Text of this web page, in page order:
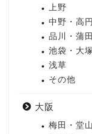
上野
中野・高
品川・蒲田
池袋・大塚
浅草
その他
大阪
梅田・堂山